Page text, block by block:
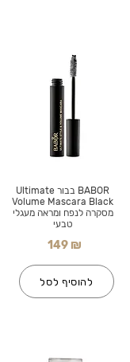
BABOR בבור Ultimate
Volume Mascara Black
מסקרה לנפח ומראה מעגלי
טבעי
149 ₪
להוסיף לסל